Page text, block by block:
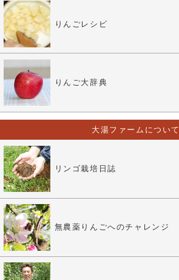
りんごレシピ
りんご大辞典
大湯ファームについて
リンゴ栽培日誌
無農薬りんごへのチャレンジ